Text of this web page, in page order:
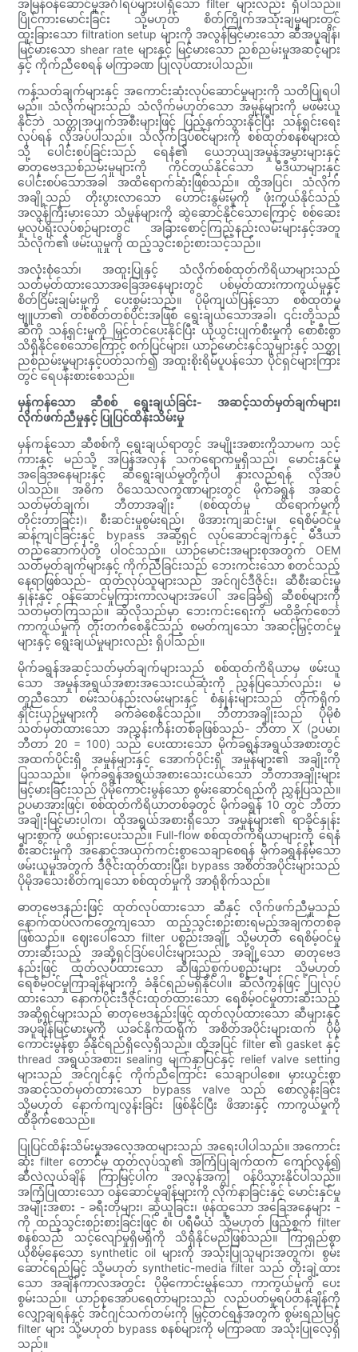
အမြန်ဝန်ဆောင်မှုအင်္ဂါရပ်များပါရှိသော filter များလည်း ရှိပါသည်။
ပြိုင်ကားမောင်းခြင်း သို့မဟုတ် စိတ်ကြိုက်အသုံးချမှုများတွင်
ထူးခြားသော filtration setup များကို အလွန်မြင့်မားသော ဆီအပူချိန်၊
မြင့်မားသော shear rate များနှင့် မြင့်မားသော ညစ်ညမ်းမှုအဆင့်များ
နှင့် ကိုက်ညီစေရန် မကြာခဏ ပြုလုပ်ထားပါသည်။
ကန့်သတ်ချက်များနှင့် အကောင်းဆုံးလုပ်ဆောင်မှုများကို သတိပြုရပါ
မည်။ သံလိုက်များသည် သံလိုက်မဟုတ်သော အမှုန်များကို မဖမ်းယူ
နိုင်ဘဲ သတ္တုအပျက်အစီးများဖြင့် ပြည့်နှက်သွားနိုင်ပြီး သန့်ရှင်းရေး
လုပ်ရန် လိုအပ်ပါသည်။ သံလိုက်ဒြပ်စင်များကို စစ်ထုတ်စနစ်များထဲ
သို့ ပေါင်းစပ်ခြင်းသည် ရေနံ၏ ယေဘုယျအမှုန်အမွှားများနှင့်
ဓာတုဗေဒညစ်ညမ်းမှုများကို ကိုင်တွယ်နိုင်သော မီဒီယာများနှင့်
ပေါင်းစပ်သောအခါ အထိရောက်ဆုံးဖြစ်သည်။ ထို့အပြင်၊ သံလိုက်
အချို့သည် တိုးပွားလာသော ဟောင်းနွမ်းမှုကို ဖုံးကွယ်နိုင်သည့်
အလွန်ကြီးမားသော သံမှုန်များကို ဆွဲဆောင်နိုင်သောကြောင့် စစ်ဆေး
မှုလုပ်ရိုးလုပ်စဉ်များတွင် အခြားစောင့်ကြည့်နည်းလမ်းများနှင့်အတူ
သံလိုက်၏ ဖမ်းယူမှုကို ထည့်သွင်းစဉ်းစားသင့်သည်။
အလုံးစုံသော်၊ အထူးပြုနှင့် သံလိုက်စစ်ထုတ်ကိရိယာများသည်
သတ်မှတ်ထားသောအခြေအနေများတွင် ပစ်မှတ်ထားကာကွယ်မှုနှင့်
စိတ်ငြိမ်းချမ်းမှုကို ပေးစွမ်းသည်။ ပိုမိုကျယ်ပြန့်သော စစ်ထုတ်မှု
ဗျူဟာ၏ တစ်စိတ်တစ်ပိုင်းအဖြစ် ရွေးချယ်သောအခါ၊ ၎င်းတို့သည်
ဆီကို သန့်ရှင်းမှုကို မြှင့်တင်ပေးနိုင်ပြီး ယိုယွင်းပျက်စီးမှုကို စောစီးစွာ
သိရှိနိုင်စေသောကြောင့် စက်ပြင်များ၊ ယာဉ်မောင်းနှင်သူများနှင့် သတ္တု
ညစ်ညမ်းမှုများနှင့်ပတ်သက်၍ အထူးစိုးရိမ်ပူပန်သော ပိုင်ရှင်များကြား
တွင် ရေပန်းစားစေသည်။
မှန်ကန်သော ဆီစစ် ရွေးချယ်ခြင်း- အဆင့်သတ်မှတ်ချက်များ၊
လိုက်ဖက်ညီမှုနှင့် ပြုပြင်ထိန်းသိမ်းမှု
မှန်ကန်သော ဆီစစ်ကို ရွေးချယ်ရာတွင် အမျိုးအစားကိုသာမက သင့်
ကားနှင့် မည်သို့ အပြန်အလှန် သက်ရောက်မှုရှိသည်၊ မောင်းနှင်မှု
အခြေအနေများနှင့် ဆီရွေးချယ်မှုတို့ကိုပါ နားလည်ရန် လိုအပ်
ပါသည်။ အဓိက ဝိသေသလက္ခဏာများတွင် မိုက်ခရွန် အဆင့်
သတ်မှတ်ချက်၊ ဘီတာအချိုး (စစ်ထုတ်မှု ထိရောက်မှုကို
တိုင်းတာခြင်း)၊ စီးဆင်းမှုစွမ်းရည်၊ ဖိအားကျဆင်းမှု၊ ရေစိမ့်ဝင်မှု
ဆန့်ကျင်ခြင်းနှင့် bypass အဆို့ရှင် လုပ်ဆောင်ချက်နှင့် မီဒီယာ
တည်ဆောက်ပုံတို့ ပါဝင်သည်။ ယာဉ်မောင်းအများစုအတွက် OEM
သတ်မှတ်ချက်များနှင့် ကိုက်ညီခြင်းသည် ဘေးကင်းသော စတင်သည့်
နေရာဖြစ်သည်- ထုတ်လုပ်သူများသည် အင်ဂျင်ဒီဇိုင်း၊ ဆီစီးဆင်းမှု
နှုန်းနှင့် ဝန်ဆောင်မှုကြားကာလများအပေါ် အခြေခံ၍ ဆီစစ်များကို
သတ်မှတ်ကြသည်။ ဆိုလိုသည်မှာ ဘေးကင်းရေးကို မထိခိုက်စေဘဲ
ကာကွယ်မှုကို တိုးတက်စေနိုင်သည့် စမတ်ကျသော အဆင့်မြှင့်တင်မှု
များနှင့် ရွေးချယ်မှုများလည်း ရှိပါသည်။
မိုက်ခရွန်အဆင့်သတ်မှတ်ချက်များသည် စစ်ထုတ်ကိရိယာမှ ဖမ်းယူ
သော အမှုန်အရွယ်အစားအသေးငယ်ဆုံးကို ညွှန်ပြသော်လည်း၊ မ
တူညီသော စမ်းသပ်နည်းလမ်းများနှင့် စံနှုန်းများသည် တိုက်ရိုက်
နှိုင်းယှဉ်မှုများကို ခက်ခဲစေနိုင်သည်။ ဘီတာအချိုးသည် ပိုမိုစံ
သတ်မှတ်ထားသော အညွှန်းကိန်းတစ်ခုဖြစ်သည်- ဘီတာ X (ဥပမာ၊
ဘီတာ 20 = 100) သည် ပေးထားသော မိုက်ခရွန်အရွယ်အစားတွင်
အထက်ပိုင်းရှိ အမှုန်များနှင့် အောက်ပိုင်းရှိ အမှုန်များ၏ အချိုးကို
ပြသသည်။ မိုက်ခရွန်အရွယ်အစားသေးငယ်သော ဘီတာအချိုးများ
မြင့်မားခြင်းသည် ပိုမိုကောင်းမွန်သော စွမ်းဆောင်ရည်ကို ညွှန်ပြသည်။
ဥပမာအားဖြင့်၊ စစ်ထုတ်ကိရိယာတစ်ခုတွင် မိုက်ခရွန် 10 တွင် ဘီတာ
အချိုးမြင့်မားပါက၊ ထိုအရွယ်အစားရှိသော အမှုန်များ၏ ရာခိုင်နှုန်း
များစွာကို ဖယ်ရှားပေးသည်။ Full-flow စစ်ထုတ်ကိရိယာများကို ရေနံ
စီးဆင်းမှုကို အနှောင့်အယှက်ကင်းစွာသေချာစေရန် မိုက်ခရွန်နိမ့်သော
ဖမ်းယူမှုအတွက် ဒီဇိုင်းထုတ်ထားပြီး၊ bypass အစိတ်အပိုင်းများသည်
ပိုမိုအသေးစိတ်ကျသော စစ်ထုတ်မှုကို အာရုံစိုက်သည်။
ဓာတုဗေဒနည်းဖြင့် ထုတ်လုပ်ထားသော ဆီနှင့် လိုက်ဖက်ညီမှုသည်
နောက်ထပ်လက်တွေ့ကျသော ထည့်သွင်းစဉ်းစားရမည့်အချက်တစ်ခု
ဖြစ်သည်။ ဈေးပေါသော filter ပစ္စည်းအချို့ သို့မဟုတ် ရေစိမ့်ဝင်မှု
တားဆီးသည့် အဆို့ရှင်ဒြပ်ပေါင်းများသည် အချို့သော ဓာတုဗေဒ
နည်းဖြင့် ထုတ်လုပ်ထားသော ဆီဖြည့်စွက်ပစ္စည်းများ သို့မဟုတ်
ရေစိမ့်ဝင်မှုကြာချိန်များကို ခံနိုင်ရည်မရှိနိုင်ပါ။ ဆီလီကွန်ဖြင့် ပြုလုပ်
ထားသော နောက်ပိုင်းဒီဇိုင်းထုတ်ထားသော ရေစိမ့်ဝင်မှုတားဆီးသည့်
အဆို့ရှင်များသည် ဓာတုဗေဒနည်းဖြင့် ထုတ်လုပ်ထားသော ဆီများနှင့်
အပူချိန်မြင့်မားမှုကို ယခင်နိုက်ထရိုက် အစိတ်အပိုင်းများထက် ပိုမို
ကောင်းမွန်စွာ ခံနိုင်ရည်ရှိလေ့ရှိသည်။ ထို့အပြင် filter ၏ gasket နှင့်
thread အရွယ်အစား၊ sealing မျက်နှာပြင်နှင့် relief valve setting
များသည် အင်ဂျင်နှင့် ကိုက်ညီကြောင်း သေချာပါစေ။ မှားယွင်းစွာ
အဆင့်သတ်မှတ်ထားသော bypass valve သည် စောလွန်းခြင်း
သို့မဟုတ် နောက်ကျလွန်းခြင်း ဖြစ်နိုင်ပြီး ဖိအားနှင့် ကာကွယ်မှုကို
ထိခိုက်စေသည်။
ပြုပြင်ထိန်းသိမ်းမှုအလေ့အထများသည် အရေးပါပါသည်။ အကောင်း
ဆုံး filter တောင်မှ ထုတ်လုပ်သူ၏ အကြံပြုချက်ထက် ကျော်လွန်၍
ဆီလဲလှယ်ချိန် ကြာမြင့်ပါက အလွန်အကျွံ ဝန်ပိသွားနိုင်ပါသည်။
အကြံပြုထားသော ဝန်ဆောင်မှုချိန်များကို လိုက်နာခြင်းနှင့် မောင်းနှင်မှု
အမျိုးအစား - ခရီးတိုများ၊ ဆွဲယူခြင်း၊ ဖုန်ထူသော အခြေအနေများ -
ကို ထည့်သွင်းစဉ်းစားခြင်းဖြင့် စံ၊ ပရီမီယံ သို့မဟုတ် ဖြည့်စွက် filter
စနစ်သည် သင့်လျော်မှုရှိမရှိကို သိရှိနိုင်မည်ဖြစ်သည်။ ကြာရှည်စွာ
ယိုစိမ့်နေသော synthetic oil များကို အသုံးပြုသူများအတွက်၊ စွမ်း
ဆောင်ရည်မြင့် သို့မဟုတ် synthetic-media filter သည် တိုးချဲ့ထား
သော အချိန်ကာလအတွင်း ပိုမိုကောင်းမွန်သော ကာကွယ်မှုကို ပေး
စွမ်းသည်။ ယာဉ်စုအော်ပရေတာများသည် လည်ပတ်မှုရပ်တန့်ချိန်ကို
လျှော့ချရန်နှင့် အင်ဂျင်သက်တမ်းကို မြှင့်တင်ရန်အတွက် စွမ်းရည်မြင့်
filter များ သို့မဟုတ် bypass စနစ်များကို မကြာခဏ အသုံးပြုလေ့ရှိ
သည်။